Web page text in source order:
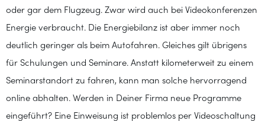
oder gar dem Flugzeug. Zwar wird auch bei Videokonferenzen
Energie verbraucht. Die Energiebilanz ist aber immer noch
deutlich geringer als beim Autofahren. Gleiches gilt übrigens
für Schulungen und Seminare. Anstatt kilometerweit zu einem
Seminarstandort zu fahren, kann man solche hervorragend
online abhalten. Werden in Deiner Firma neue Programme
eingeführt? Eine Einweisung ist problemlos per Videoschaltung